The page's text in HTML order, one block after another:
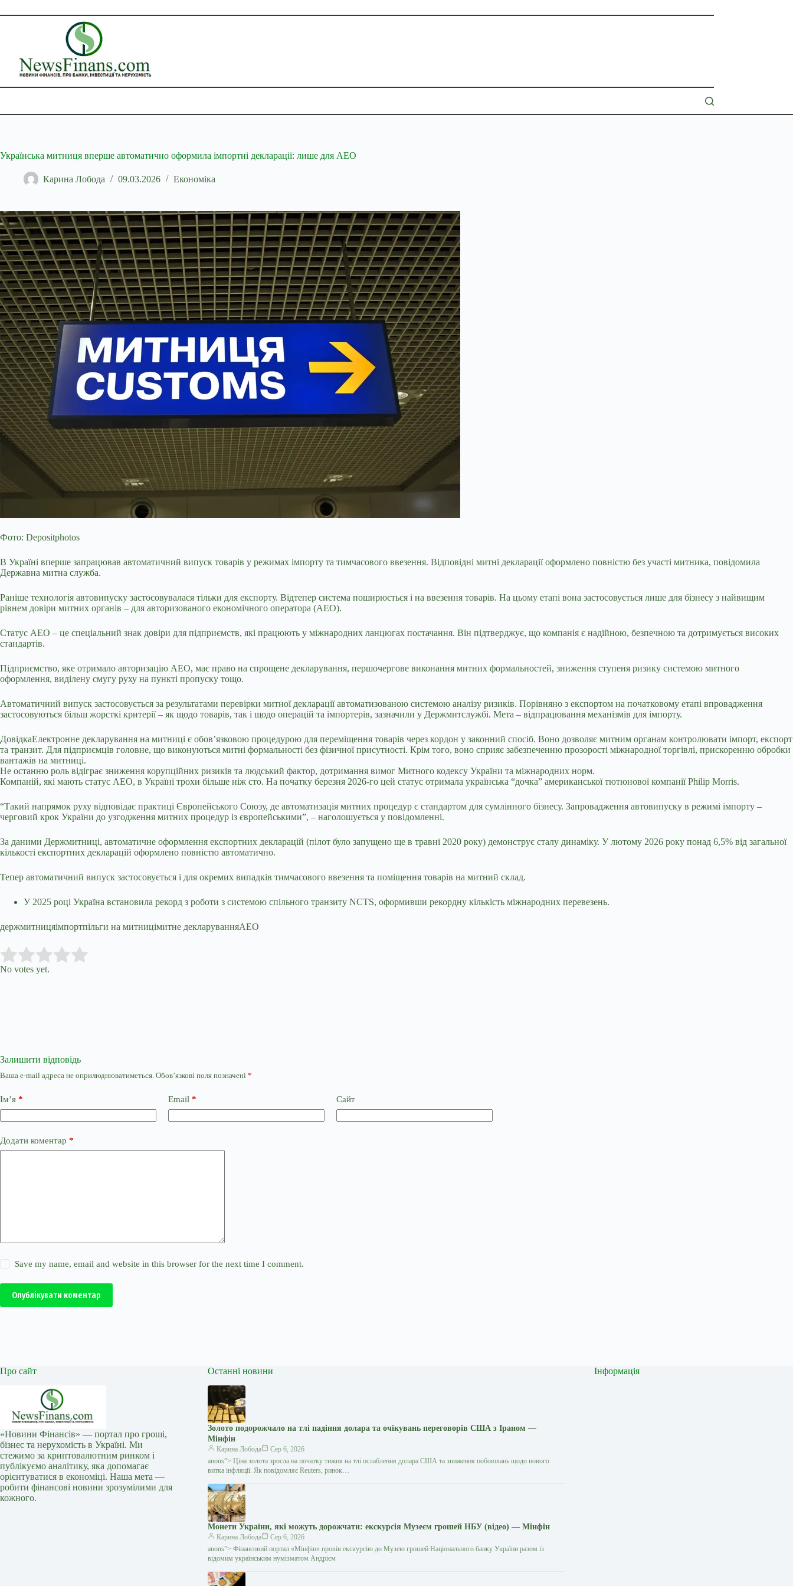
до
Українська митниця вперше автоматично оформила імпортні декларації: лише для АЕО
Карина Лобода 09.03.2026 Економіка
Фото: Depositphotos
В Україні вперше запрацював автоматичний випуск товарів у режимах імпорту та тимчасового ввезення. Відповідні митні декларації оформлено повністю без участі митника, повідомила
Державна митна служба.
Раніше технологія автовипуску застосовувалася тільки для експорту. Відтепер система поширюється і на ввезення товарів. На цьому етапі вона застосовується лише для бізнесу з найвищим
рівнем довіри митних органів – для авторизованого економічного оператора (АЕО).
Статус АЕО – це спеціальний знак довіри для підприємств, які працюють у міжнародних ланцюгах постачання. Він підтверджує, що компанія є надійною, безпечною та дотримується високих
стандартів.
Підприємство, яке отримало авторизацію АЕО, має право на спрощене декларування, першочергове виконання митних формальностей, зниження ступеня ризику системою митного
оформлення, виділену смугу руху на пункті пропуску тощо.
Автоматичний випуск застосовується за результатами перевірки митної декларації автоматизованою системою аналізу ризиків. Порівняно з експортом на початковому етапі впровадження
застосовуються більш жорсткі критерії – як щодо товарів, так і щодо операцій та імпортерів, зазначили у Держмитслужбі. Мета – відпрацювання механізмів для імпорту.
ДовідкаЕлектронне декларування на митниці є обов’язковою процедурою для переміщення товарів через кордон у законний спосіб. Воно дозволяє митним органам контролювати імпорт, експорт
та транзит. Для підприємців головне, що виконуються митні формальності без фізичної присутності. Крім того, воно сприяє забезпеченню прозорості міжнародної торгівлі, прискоренню обробки
вантажів на митниці.
Не останню роль відіграє зниження корупційних ризиків та людський фактор, дотримання вимог Митного кодексу України та міжнародних норм.
Компаній, які мають статус АЕО, в Україні трохи більше ніж сто. На початку березня 2026-го цей статус отримала українська “дочка” американської тютюнової компанії Philip Morris.
“Такий напрямок руху відповідає практиці Європейського Союзу, де автоматизація митних процедур є стандартом для сумлінного бізнесу. Запровадження автовипуску в режимі імпорту –
черговий крок України до узгодження митних процедур із європейськими”, – наголошується у повідомленні.
За даними Держмитниці, автоматичне оформлення експортних декларацій (пілот було запущено ще в травні 2020 року) демонструє сталу динаміку. У лютому 2026 року понад 6,5% від загальної
кількості експортних декларацій оформлено повністю автоматично.
Тепер автоматичний випуск застосовується і для окремих випадків тимчасового ввезення та поміщення товарів на митний склад.
У 2025 році Україна встановила рекорд з роботи з системою спільного транзиту NCTS, оформивши рекордну кількість міжнародних перевезень.
держмитницяімпортпільги на митницімитне декларуванняАЕО
Rate this item:
No votes yet.
Залишити відповідь
Ваша e-mail адреса не оприлюднюватиметься. Обов’язкові поля позначені *
Ім’я * Email * Сайт
Додати коментар *
Save my name, email and website in this browser for the next time I comment.
Опублікувати коментар
Про сайт
«Новини Фінансів» — портал про гроші,
бізнес та нерухомість в Україні. Ми
стежимо за криптовалютним ринком і
публікуємо аналітику, яка допомагає
орієнтуватися в економіці. Наша мета —
робити фінансові новини зрозумілими для
кожного.
Останні новини
Золото подорожчало на тлі падіння долара та очікувань переговорів США з Іраном —
Мінфін
Карина Лобода
Сер 6, 2026
anons”> Ціна золота зросла на початку тижня на тлі ослаблення долара США та зниження побоювань щодо нового
витка інфляції. Як повідомляє Reuters, ринок…
Монети України, які можуть дорожчати: екскурсія Музеєм грошей НБУ (відео) — Мінфін
Карина Лобода
Сер 6, 2026
anons”> Фінансовий портал «Мінфін» провів екскурсію до Музею грошей Національного банку України разом із
відомим українським нумізматом Андрієм
Інформація